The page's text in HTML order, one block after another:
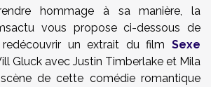
hommage à sa manière, la
vous propose ci-dessous de
un extrait du film Sexe
Gluck avec Justin Timberlake et Mila
de cette comédie romantique